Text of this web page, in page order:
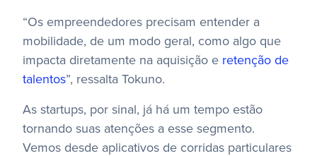
“Os empreendedores precisam entender a
mobilidade, de um modo geral, como algo que
impacta diretamente na aquisição e retenção de
talentos”, ressalta Tokuno.
As startups, por sinal, já há um tempo estão
tornando suas atenções a esse segmento.
Vemos desde aplicativos de corridas particulares